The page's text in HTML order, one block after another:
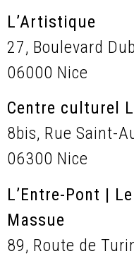
L’Artistique
27, Boulevard
06000 Nice
Centre culturel
8bis, Rue Saint-
06300 Nice
L’Entre-Pont |
Massue
89, Route de